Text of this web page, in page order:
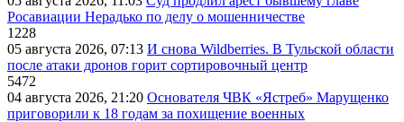
Росавиации Нерадько по делу о мошенничестве
1228
05 августа 2026, 07:13 И снова Wildberries. В Тульской области
после атаки дронов горит сортировочный центр
5472
04 августа 2026, 21:20 Основателя ЧВК «Ястреб» Марущенко
приговорили к 18 годам за похищение военных